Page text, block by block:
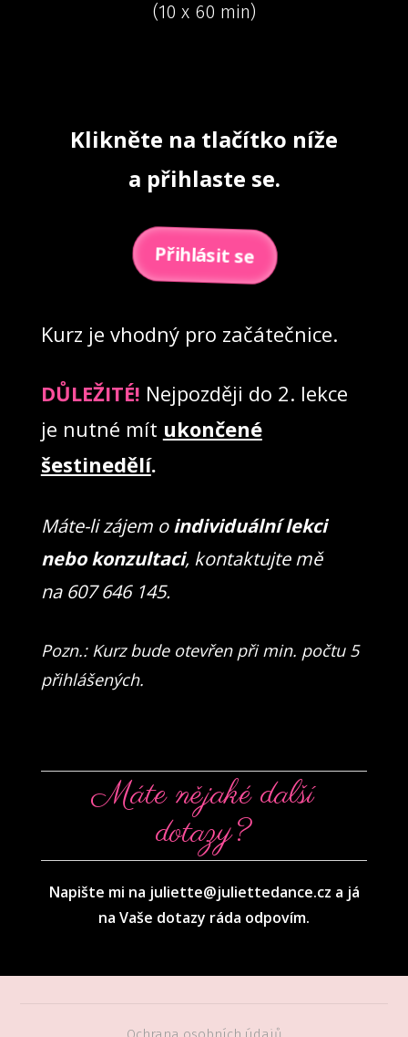
(10 x 60 min)
Klikněte na tlačítko níže
a přihlaste se.
Přihlásit se
Kurz je vhodný pro začátečnice.
DŮLEŽITÉ! Nejpozději do 2. lekce
je nutné mít ukončené
šestinedělí.
Máte-li zájem oindividuální lekci
nebo konzultaci, kontaktujte mě
na 607 646 145.
Pozn.: Kurz bude otevřen při min. počtu 5
přihlášených.
Máte nějaké další
dotazy?
Napište mi na juliette@juliettedance.cz a já
na Vaše dotazy ráda odpovím.